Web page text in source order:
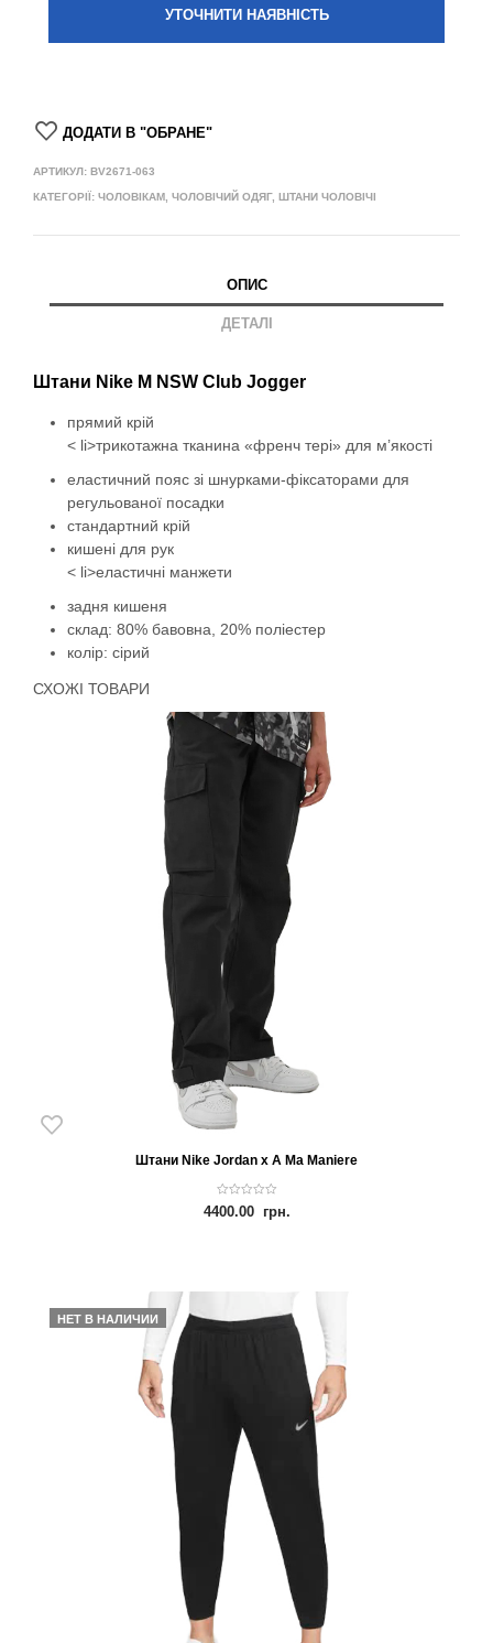
УТОЧНИТИ НАЯВНІСТЬ
ДОДАТИ В "ОБРАНЕ"
АРТИКУЛ: BV2671-063
КАТЕГОРІЇ: ЧОЛОВІКАМ ЧОЛОВІЧИЙ ОДЯГ, ШТАНИ ЧОЛОВІЧІ
ОПИС
ДЕТАЛІ
Штани Nike M NSW Club Jogger
прямий крій
< li>трикотажна тканина «френч тері» для м’якості
еластичний пояс зі шнурками-фіксаторами для
регульованої посадки
стандартний крій
кишені для рук
< li>еластичні манжети
задня кишеня
склад: 80% бавовна, 20% поліестер
колір: сірий
СХОЖІ ТОВАРИ
Штани Nike Jordan x A Ma Maniere
0
o
4400.00 грн.
НЕТ В НАЛИЧИИ